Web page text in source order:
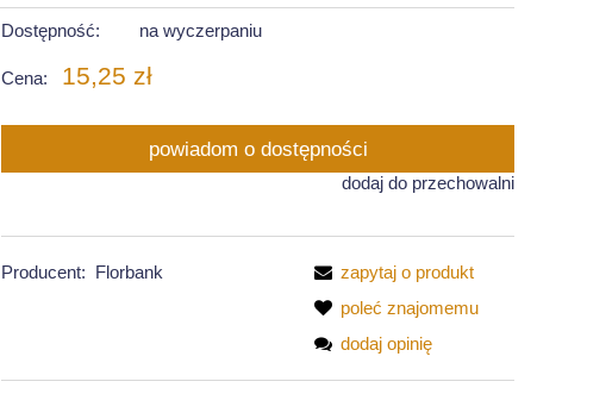
Dostępność: na wyczerpaniu
Cena: 15,25 zł
powiadom o dostępności
dodaj do przechowalni
Producent: Florbank
zapytaj o produkt
poleć znajomemu
dodaj opinię